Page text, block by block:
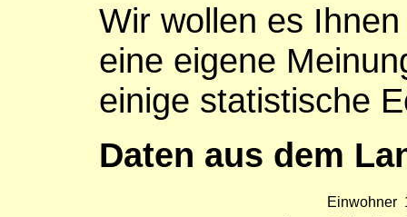
Wir wollen es
eine eigene
einige statistische
Daten aus dem
Einwohner